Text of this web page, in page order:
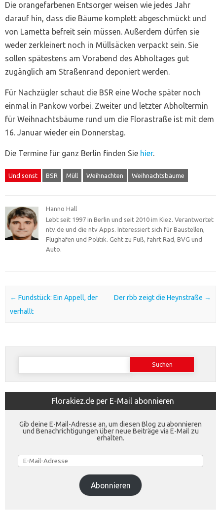
Die orangefarbenen Entsorger weisen wie jedes Jahr
darauf hin, dass die Bäume komplett abgeschmückt und
von Lametta befreit sein müssen. Außerdem dürfen sie
weder zerkleinert noch in Müllsäcken verpackt sein. Sie
sollen spätestens am Vorabend des Abholtages gut
zugänglich am Straßenrand deponiert werden.
Für Nachzügler schaut die BSR eine Woche später noch
einmal in Pankow vorbei. Zweiter und letzter Abholtermin
für Weihnachtsbäume rund um die Florastraße ist mit dem
16. Januar wieder ein Donnerstag.
Die Termine für ganz Berlin finden Sie hier.
Und sonst BSR Müll Weihnachten Weihnachtsbäume
Hanno Hall
Lebt seit 1997 in Berlin und seit 2010 im Kiez. Verantwortet
ntv.de und die ntv Apps. Interessiert sich für Baustellen,
Flughäfen und Politik. Geht zu Fuß, fährt Rad, BVG und
Auto.
Post navigation
← Fundstück: Ein Appell, der
verhallt
Der rbb zeigt die Heynstraße →
Suchen
Florakiez.de per E-Mail abonnieren
Gib deine E-Mail-Adresse an, um diesen Blog zu abonnieren
und Benachrichtigungen über neue Beiträge via E-Mail zu
erhalten.
E-
Mail-
Adresse
Abonnieren